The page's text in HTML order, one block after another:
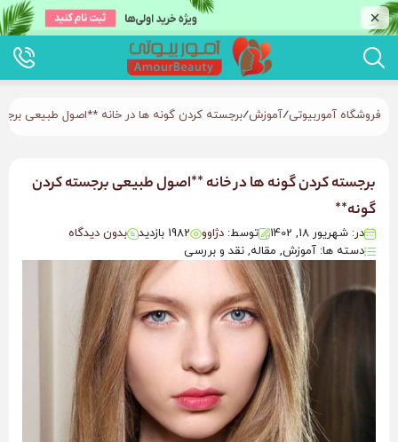
فروشگاه آموربیوتی/آموزش/برجسته کردن گونه ها در خانه **اصول طبیعی
برجسته کردن گونه ها در خانه **اصول طبیعی برجسته کردن
گونه**
در: شهریور 18, 1402 توسط: دژاوو 1982 بازدید
بدون دیدگاه
دسته ها: آموزش, مقاله, نقد و بررسی